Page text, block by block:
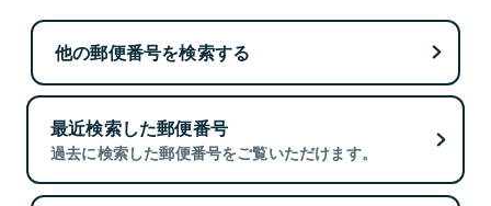
他の郵便番号を検索する
最近検索した郵便番号
過去に検索した郵便番号をご覧いただけます。